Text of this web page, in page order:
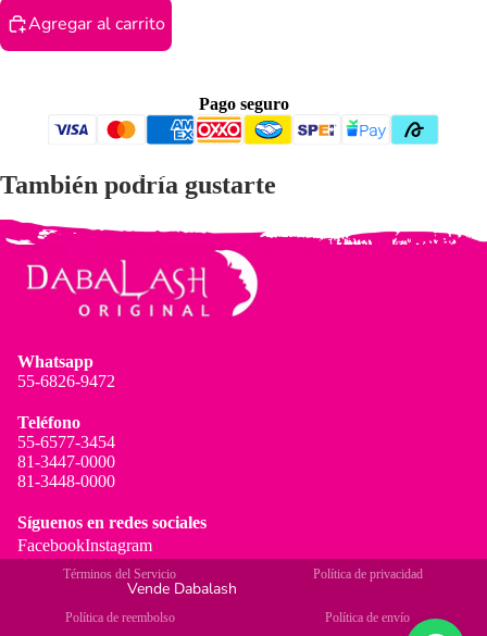
Métodos de Pago y Envío
Vende Dabalash
Agregar al carrito
Pago seguro
También podría gustarte
Whatsapp
55-6826-9472
Teléfono
55-6577-3454
81-3447-0000
81-3448-0000
Síguenos en redes sociales
FacebookInstagram
Términos del Servicio Política de privacidad
Política de reembolso Política de envío